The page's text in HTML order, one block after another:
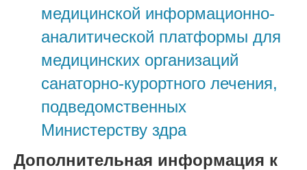
медицинской информационно-
аналитической платформы для
медицинских организаций
санаторно-курортного лечения,
подведомственных
Министерству здра
Дополнительная информация к